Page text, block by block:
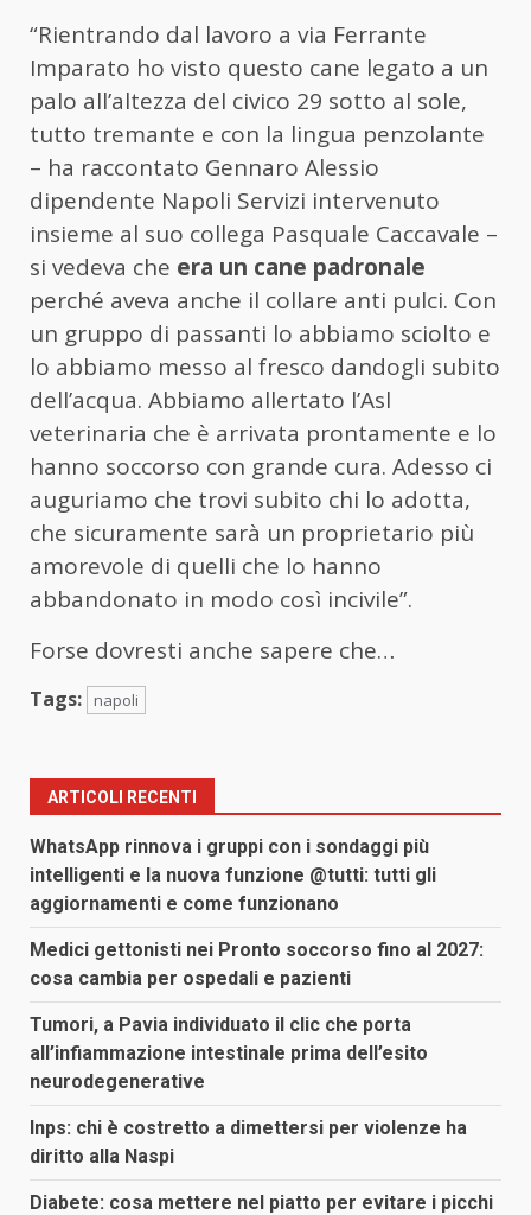
“Rientrando dal lavoro a via Ferrante
Imparato ho visto questo cane legato a un
palo all’altezza del civico 29 sotto al sole,
tutto tremante e con la lingua penzolante
– ha raccontato Gennaro Alessio
dipendente Napoli Servizi intervenuto
insieme al suo collega Pasquale Caccavale –
si vedeva che era un cane padronale
perché aveva anche il collare anti pulci. Con
un gruppo di passanti lo abbiamo sciolto e
lo abbiamo messo al fresco dandogli subito
dell’acqua. Abbiamo allertato l’Asl
veterinaria che è arrivata prontamente e lo
hanno soccorso con grande cura. Adesso ci
auguriamo che trovi subito chi lo adotta,
che sicuramente sarà un proprietario più
amorevole di quelli che lo hanno
abbandonato in modo così incivile”.
Forse dovresti anche sapere che…
Tags: napoli
ARTICOLI RECENTI
WhatsApp rinnova i gruppi con i sondaggi più
intelligenti e la nuova funzione @tutti: tutti gli
aggiornamenti e come funzionano
Medici gettonisti nei Pronto soccorso fino al 2027:
cosa cambia per ospedali e pazienti
Tumori, a Pavia individuato il clic che porta
all’infiammazione intestinale prima dell’esito
neurodegenerative
Inps: chi è costretto a dimettersi per violenze ha
diritto alla Naspi
Diabete: cosa mettere nel piatto per evitare i picchi